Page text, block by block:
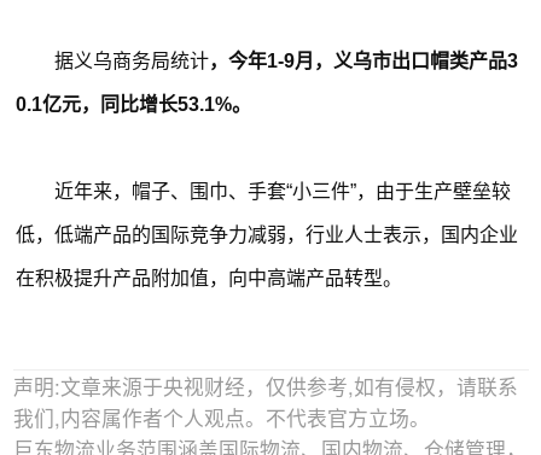
据义乌商务局统计，今年1-9月，义乌市出口帽类产品3
0.1亿元，同比增长53.1%。
近年来，帽子、围巾、手套“小三件”，由于生产壁垒较
低，低端产品的国际竞争力减弱，行业人士表示，国内企业
在积极提升产品附加值，向中高端产品转型。
声明:文章来源于央视财经，仅供参考,如有侵权，请联系
我们,内容属作者个人观点。不代表官方立场。
巨东物流业务范围涵盖国际物流、国内物流、仓储管理，